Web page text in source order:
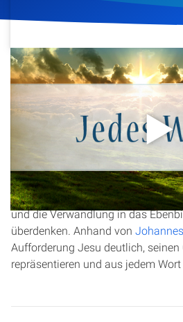
3. Oktober 2016 413Klicks
Diese Andacht beleuchtet die
vieler Christen gegenüber der
Christopher Kramp ermutigt dazu,
Menschenseelen, die Tiefe der
und die Verwandlung in das
überdenken. Anhand von
Aufforderung Jesu deutlich, seinen
repräsentieren und aus jedem